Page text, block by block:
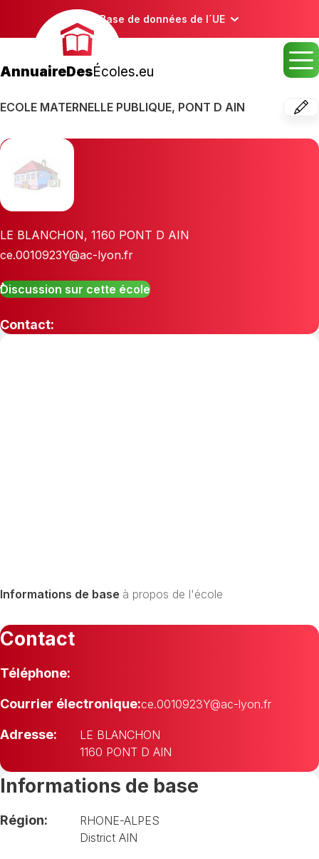
Base de données de l´UE
AnnuaireDesÉcoles.eu
ECOLE MATERNELLE PUBLIQUE, PONT D AIN
LE BLANCHON, 1160 PONT D AIN
ce.0010923Y@ac-lyon.fr
Discussion sur cette école
Contact:
Informations de base à propos de l'école
Contact
Téléphone:
Courrier électronique:ce.0010923Y@ac-lyon.fr
Adresse:
LE BLANCHON
1160 PONT D AIN
Informations de base
Région:
RHONE-ALPES
District AIN